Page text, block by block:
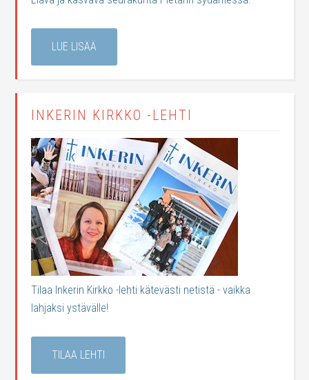
LUE LISÄÄ
INKERIN KIRKKO -LEHTI
Tilaa Inkerin Kirkko -lehti kätevästi netistä - vaikka
lahjaksi ystävälle!
TILAA LEHTI